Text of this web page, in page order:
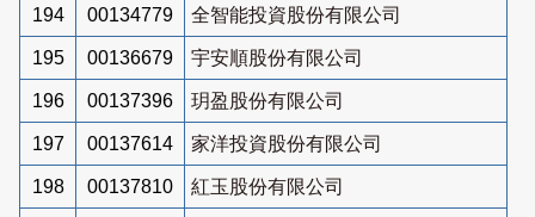
194 00134779 全智能投資股份有限公司
195 00136679 宇安順股份有限公司
196 00137396 玥盈股份有限公司
197 00137614 家洋投資股份有限公司
198 00137810 紅玉股份有限公司